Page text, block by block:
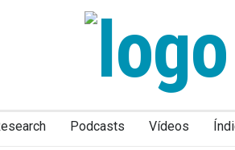
Podcasts Vídeos